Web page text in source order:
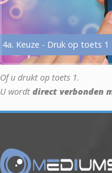
4a. Keuze - Druk op toets 1
Of u drukt op toets 1.
U wordt direct verbonden